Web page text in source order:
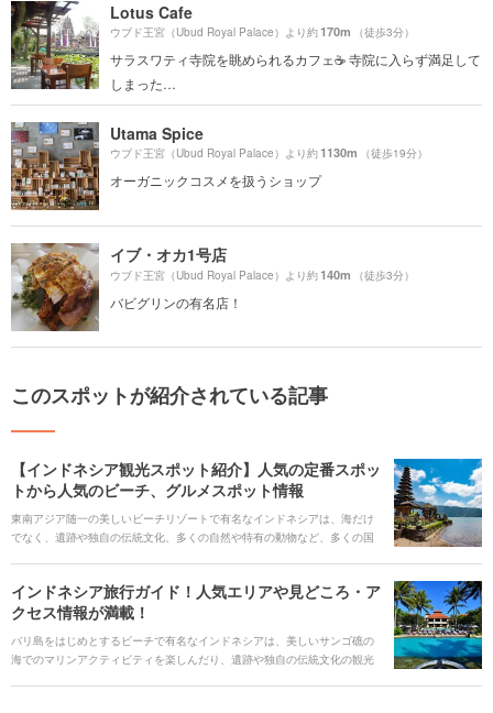
Lotus Cafe
ウブド王宮（Ubud Royal Palace）より約170m （徒歩3分）
サラスワティ寺院を眺められるカフェ☕️ 寺院に入らず満足して
しまった…
Utama Spice
ウブド王宮（Ubud Royal Palace）より約1130m （徒歩19分）
オーガニックコスメを扱うショップ
イブ・オカ1号店
ウブド王宮（Ubud Royal Palace）より約140m （徒歩3分）
バビグリンの有名店！
このスポットが紹介されている記事
【インドネシア観光スポット紹介】人気の定番スポッ
トから人気のビーチ、グルメスポット情報
東南アジア随一の美しいビーチリゾートで有名なインドネシアは、海だけ
でなく、遺跡や独自の伝統文化、多くの自然や特有の動物など、多くの国
観光スポット、おすすめホテル、インドネシア料理を堪能できるレストラ
ンなど、旅行に役立つ情報をご紹介します。
インドネシア旅行ガイド！人気エリアや見どころ・ア
クセス情報が満載！
バリ島をはじめとするビーチで有名なインドネシアは、美しいサンゴ礁の
海でのマリンアクティビティを楽しんだり、遺跡や独自の伝統文化の観光